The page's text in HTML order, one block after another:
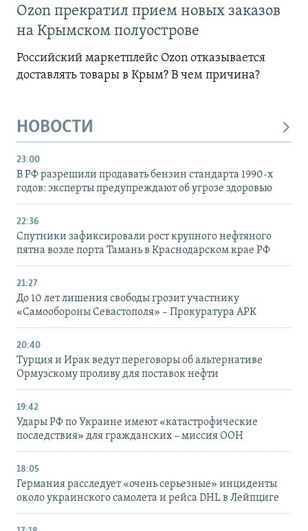
Ozon прекратил прием новых заказов
на Крымском полуострове
Российский маркетплейс Ozon отказывается
доставлять товары в Крым? В чем причина?
НОВОСТИ
23:00
В РФ разрешили продавать бензин стандарта 1990-х
годов: эксперты предупреждают об угрозе здоровью
22:36
Спутники зафиксировали рост крупного нефтяного
пятна возле порта Тамань в Краснодарском крае РФ
21:27
До 10 лет лишения свободы грозит участнику
«Самообороны Севастополя» – Прокуратура АРК
20:40
Турция и Ирак ведут переговоры об альтернативе
Ормузскому проливу для поставок нефти
19:42
Удары РФ по Украине имеют «катастрофические
последствия» для гражданских – миссия ООН
18:05
Германия расследует «очень серьезные» инциденты
около украинского самолета и рейса DHL в Лейпциге